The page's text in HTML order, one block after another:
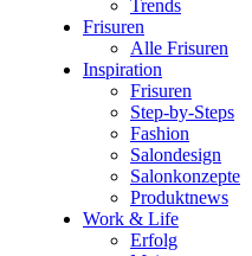
Trends
Frisuren
Alle Frisuren
Inspiration
Frisuren
Step-by-Steps
Fashion
Salondesign
Salonkonzepte
Produktnews
Work & Life
Erfolg